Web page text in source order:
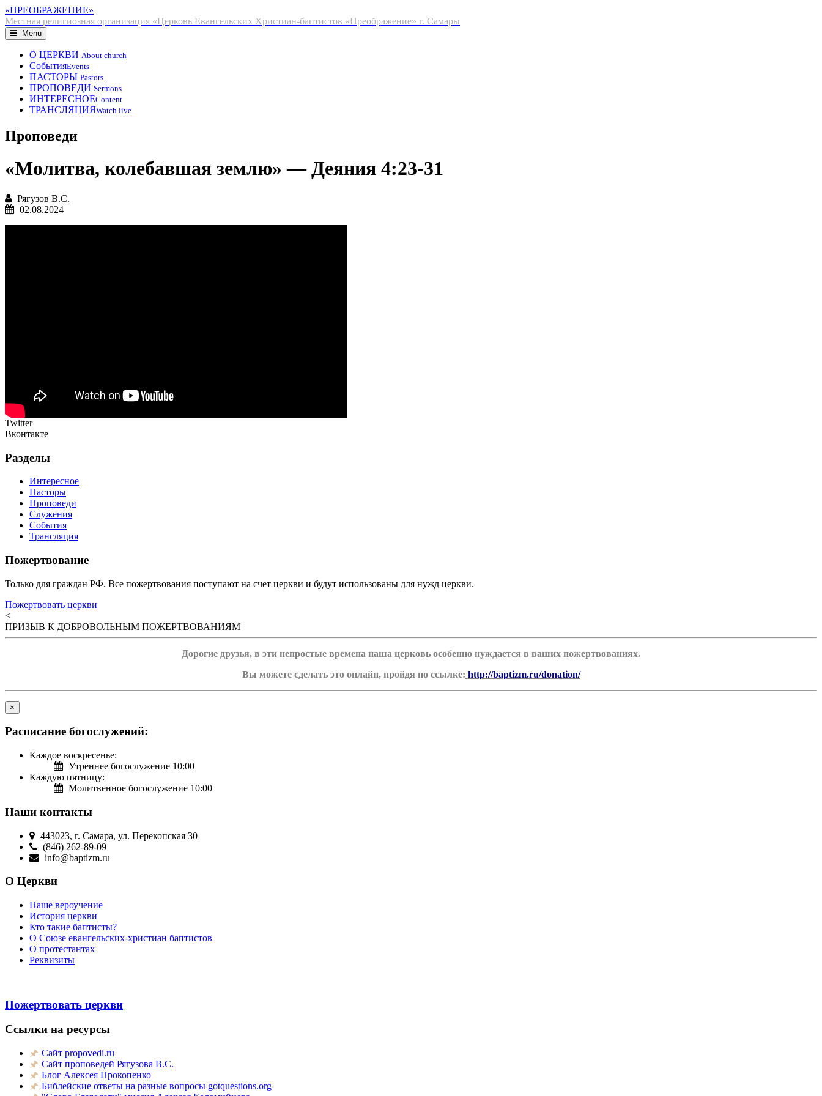
«ПРЕОБРАЖЕНИЕ»
Местная религиозная организация «Церковь Евангельских Христиан-баптистов «Преображение» г. Самары
Menu
О ЦЕРКВИ About church
СобытияEvents
ПАСТОРЫ Pastors
ПРОПОВЕДИ Sermons
ИНТЕРЕСНОЕContent
ТРАНСЛЯЦИЯWatch live
Проповеди
«Молитва, колебавшая землю» — Деяния 4:23-31
Рягузов В.С.
02.08.2024
Twitter
Вконтакте
Разделы
Интересное
Пасторы
Проповеди
Служения
События
Трансляция
Пожертвование
Только для граждан РФ. Все пожертвования поступают на счет церкви и будут использованы для нужд церкви.
Пожертвовать церкви
<
ПРИЗЫВ К ДОБРОВОЛЬНЫМ ПОЖЕРТВОВАНИЯМ
Дорогие друзья, в эти непростые времена наша церковь особенно нуждается в ваших пожертвованиях.
Вы можете сделать это онлайн, пройдя по ссылке: http://baptizm.ru/donation/
×
Расписание богослужений:
Каждое воскресенье:
Утреннее богослужение 10:00
Каждую пятницу:
Молитвенное богослужение 10:00
Наши контакты
443023, г. Самара, ул. Перекопская 30
(846) 262-89-09
info@baptizm.ru
О Церкви
Наше вероучение
История церкви
Кто такие баптисты?
О Cоюзе евангельских-христиан баптистов
О протестантах
Реквизиты
Пожертвовать церкви
Ссылки на ресурсы
Сайт propovedi.ru
Сайт проповедей Рягузова В.С.
Блог Алексея Прокопенко
Библейские ответы на разные вопросы gotquestions.org